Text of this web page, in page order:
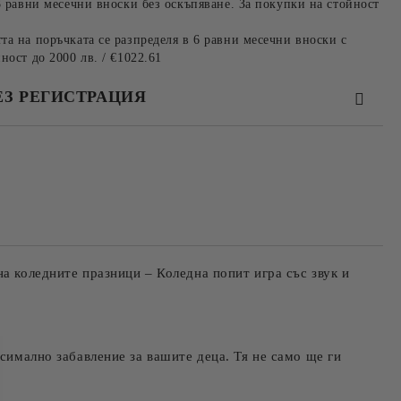
равни месечни вноски без оскъпяване. За покупки на стойност
на поръчката се разпределя в 6 равни месечни вноски с
до 2000 лв. / €1022.61
РЕГИСТРАЦИЯ
празници – Коледна попит игра със звук и
забавление за вашите деца. Тя не само ще ги